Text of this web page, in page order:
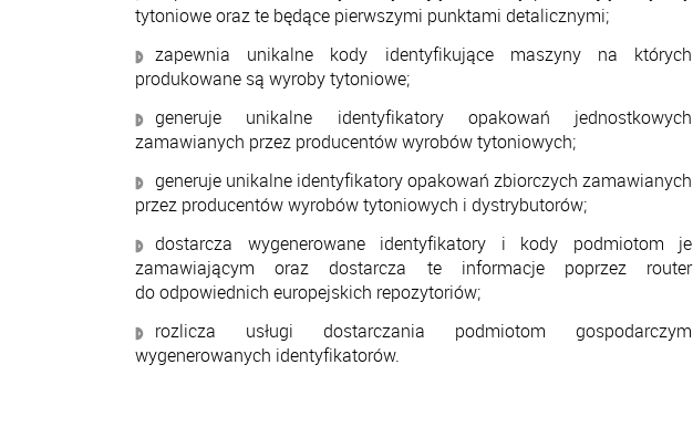
tytoniowe oraz te będące pierwszymi punktami detalicznymi;
zapewnia unikalne kody identyfikujące maszyny na których
produkowane są wyroby tytoniowe;
generuje unikalne identyfikatory opakowań jednostkowych
zamawianych przez producentów wyrobów tytoniowych;
generuje unikalne identyfikatory opakowań zbiorczych zamawianych
przez producentów wyrobów tytoniowych i dystrybutorów;
dostarcza wygenerowane identyfikatory i kody podmiotom je
zamawiającym oraz dostarcza te informacje poprzez router
do odpowiednich europejskich repozytoriów;
rozlicza usługi dostarczania podmiotom gospodarczym
wygenerowanych identyfikatorów.